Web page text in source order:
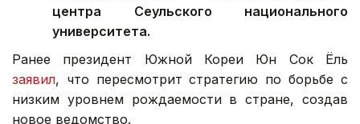
центра Сеульского национального
университета.
Ранее президент Южной Кореи Юн Сок Ёль
заявил, что пересмотрит стратегию по борьбе с
низким уровнем рождаемости в стране, создав
новое ведомство.